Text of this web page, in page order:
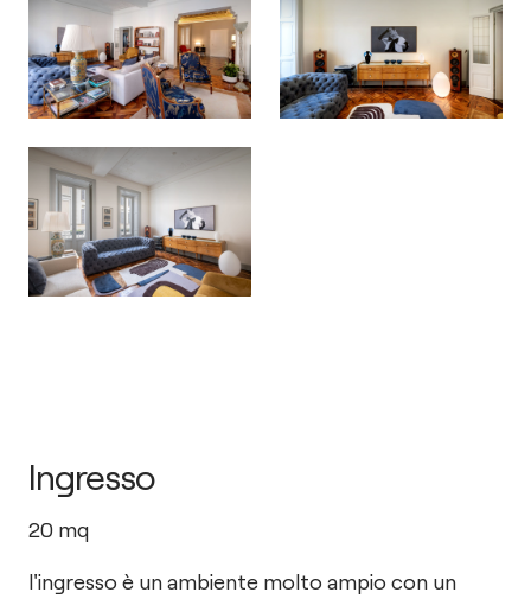
Ingresso
20 mq
l'ingresso è un ambiente molto ampio con un